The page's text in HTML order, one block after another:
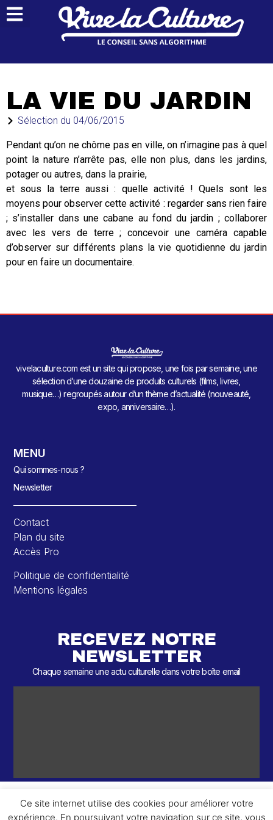
LA VIE DU JARDIN
Sélection du 04/06/2015
Pendant qu’on ne chôme pas en ville, on n’imagine pas à quel
point la nature n’arrête pas, elle non plus, dans les jardins,
potager ou autres, dans la prairie,
et sous la terre aussi : quelle activité ! Quels sont les
moyens pour observer cette activité : regarder sans rien faire
; s’installer dans une cabane au fond du jardin ; collaborer
avec les vers de terre ; concevoir une caméra capable
d’observer sur différents plans la vie quotidienne du jardin
pour en faire un documentaire.
vivelaculture.com est un site qui propose, une fois par semaine, une
sélection d’une douzaine de produits culturels (films, livres,
musique…) regroupés autour d’un thème d’actualité (nouveauté,
expo, anniversaire…).
MENU
Qui sommes-nous ?
Newsletter
Contact
Plan du site
Accès Pro
Politique de confidentialité
Mentions légales
RECEVEZ NOTRE
NEWSLETTER
Chaque semaine une actu culturelle dans votre boîte email
Ce site internet utilise des cookies pour améliorer votre
expérience. En poursuivant votre navigation sur ce site, vous